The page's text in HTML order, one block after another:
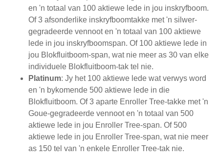
en 'n totaal van 100 aktiewe lede in jou inskryfboom.
Of 3 afsonderlike inskryfboomtakke met 'n silwer-
gegradeerde vennoot en 'n totaal van 100 aktiewe
lede in jou inskryfboomspan. Of 100 aktiewe lede in
jou Blokfluitboom-span, wat nie meer as 30 van elke
individuele Blokfluitboom-tak tel nie.
Platinum: Jy het 100 aktiewe lede wat verwys word
en 'n bykomende 500 aktiewe lede in die
Blokfluitboom. Of 3 aparte Enroller Tree-takke met 'n
Goue-gegradeerde vennoot en 'n totaal van 500
aktiewe lede in jou Enroller Tree-span. Of 500
aktiewe lede in jou Enroller Tree-span, wat nie meer
as 150 tel van 'n enkele Enroller Tree-tak nie.